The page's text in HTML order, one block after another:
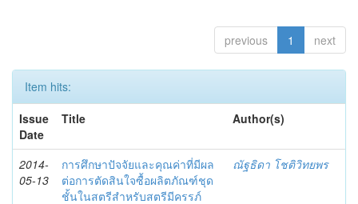
previous 1 next
Item hits:
Issue
Date
Title Author(s)
2014-
05-13
การศึกษาปัจจัยและคุณค่าที่มีผล
ต่อการตัดสินใจซื้อผลิตภัณฑ์ชุด
ชั้นในสตรีสำหรับสตรีมีครรภ์
ณัฐธิดา โชติวิทยพร